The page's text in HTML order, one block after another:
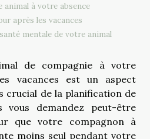
animal à votre absence
après les vacances
mentale de votre animal
de compagnie à votre
vacances est un aspect
crucial de la planification de
vous demandez peut-être
que votre compagnon à
moins seul pendant votre